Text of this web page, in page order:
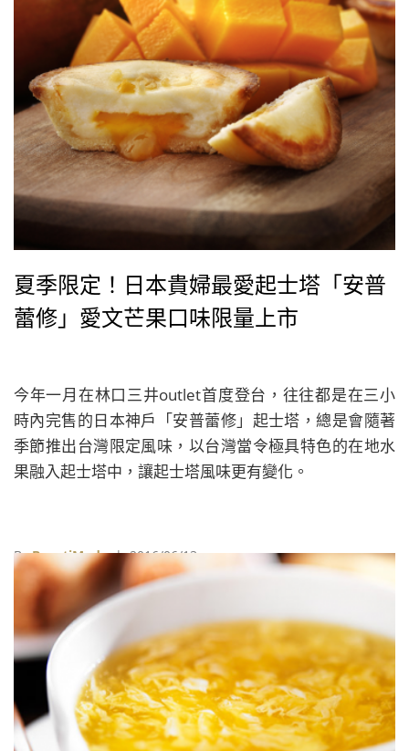
夏季限定！日本貴婦最愛起士塔「安普
蕾修」愛文芒果口味限量上市
今年一月在林口三井outlet首度登台，往往都是在三小
時內完售的日本神戶「安普蕾修」起士塔，總是會隨著
季節推出台灣限定風味，以台灣當令極具特色的在地水
果融入起士塔中，讓起士塔風味更有變化。
ByBeautiMode| 2016/06/13